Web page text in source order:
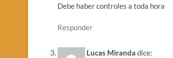
Debe haber controles a toda hora
Responder
Lucas Miranda dice: